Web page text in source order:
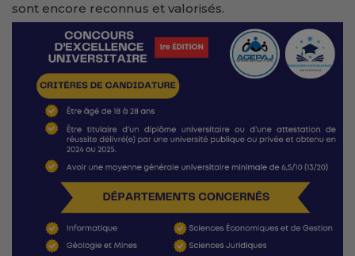
sont encore reconnus et valorisés.